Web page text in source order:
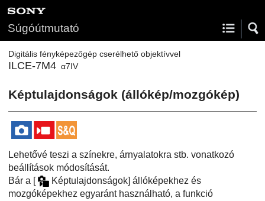
Súgóútmutató
Digitális fényképezőgép cserélhető objektívvel
ILCE-7M4 α7IV
Képtulajdonságok (állókép/mozgókép)
Lehetővé teszi a színekre, árnyalatokra stb. vonatkozó
beállítások módosítását.
Bár a [ Képtulajdonságok] állóképekhez és
mozgóképekhez egyaránt használható, a funkció